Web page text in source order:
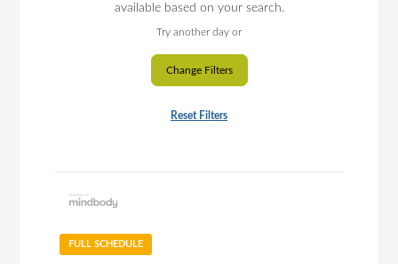
available based on your search.
Try another day or
Change Filters
Reset Filters
FULL SCHEDULE